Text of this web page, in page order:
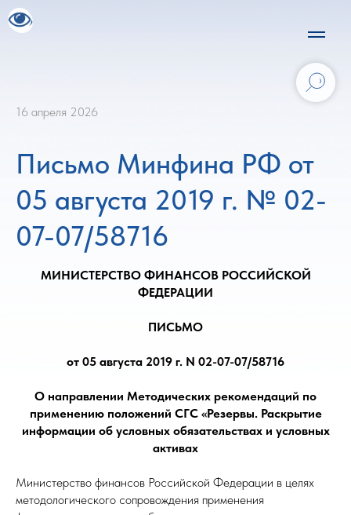
16 апреля 2026
Письмо Минфина РФ от
05 августа 2019 г. № 02-
07-07/58716
МИНИСТЕРСТВО ФИНАНСОВ РОССИЙСКОЙ
ФЕДЕРАЦИИ
ПИСЬМО
от 05 августа 2019 г. N 02-07-07/58716
О направлении Методических рекомендаций по
применению положений СГС «Резервы. Раскрытие
информации об условных обязательствах и условных
активах
Министерство финансов Российской Федерации в целях
методологического сопровождения применения